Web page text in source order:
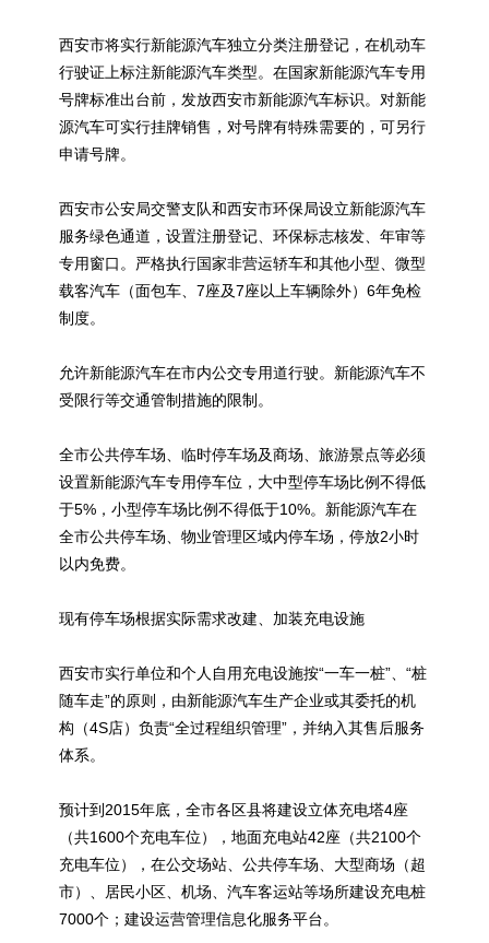
西安市将实行新能源汽车独立分类注册登记，在机动车
行驶证上标注新能源汽车类型。在国家新能源汽车专用
号牌标准出台前，发放西安市新能源汽车标识。对新能
源汽车可实行挂牌销售，对号牌有特殊需要的，可另行
申请号牌。
西安市公安局交警支队和西安市环保局设立新能源汽车
服务绿色通道，设置注册登记、环保标志核发、年审等
专用窗口。严格执行国家非营运轿车和其他小型、微型
载客汽车（面包车、7座及7座以上车辆除外）6年免检
制度。
允许新能源汽车在市内公交专用道行驶。 新能源汽车不
受限行等交通管制措施的限制。
全市公共停车场、临时停车场及商场、旅游景点等必须
设置新能源汽车专用停车位，大中型停车场比例不得低
于5%，小型停车场比例不得低于10%。 新能源汽车在
全市公共停车场、物业管理区域内停车场，停放2小时
以内免费。
现有停车场根据实际需求改建、加装充电设施
西安市实行单位和个人自用充电设施按“一车一桩”、“桩
随车走”的原则，由新能源汽车生产企业或其委托的机
构（4S店）负责“全过程组织管理”，并纳入其售后服务
体系。
预计到2015年底，全市各区县将建设立体充电塔4座
（共1600个充电车位），地面充电站42座（共2100个
充电车位），在公交场站、公共停车场、大型商场（超
市）、居民小区、机场、汽车客运站等场所建设充电桩
7000个；建设运营管理信息化服务平台。